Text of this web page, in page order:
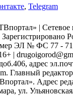
, Telegram
| Сетевое
Зарегистрировано
ЭЛ № ФС 77 -
|
адрес
Главный
Адрес
ул.